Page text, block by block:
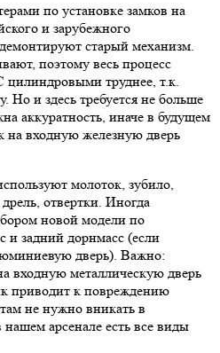
по установке замков на
и зарубежного
старый механизм.
поэтому весь процесс
труднее, т.к.
Но и здесь требуется не больше
аккуратность, иначе в будущем
на входную железную дверь
молоток, зубило,
отвертки. Иногда
новой модели по
и задний дорнмасс (если
дверь). Важно:
входную металлическую дверь
приводит к повреждению
не нужно вникать в
нашем арсенале есть все виды